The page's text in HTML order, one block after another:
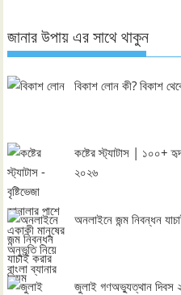
জানার উপায় এর সাথে থাকুন
বিকাশ লোন কী? বিকাশ
কষ্টের স্ট্যাটাস | ১০০+
২০২৬
অনলাইনে জন্ম নিবন্ধন
জুলাই গণঅভ্যুত্থান দিবস